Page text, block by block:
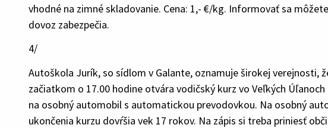
vhodné na zimné skladovanie. Cena: 1,- €/kg. Informovať sa
dovoz zabezpečia.
4/
Autoškola Jurík, so sídlom v Galante, oznamuje širokej verejnosti,
začiatkom o 17.00 hodine otvára vodičský kurz vo Veľkých
na osobný automobil s automatickou prevodovkou. Na osobný
ukončenia kurzu dovŕšia vek 17 rokov. Na zápis si treba priniesť